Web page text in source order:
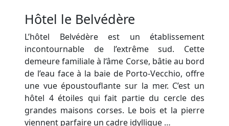
Hôtel le Belvédère
L’hôtel Belvédère est un établissement
incontournable de l’extrême sud. Cette
demeure familiale à l‘âme Corse, bâtie au bord
de l’eau face à la baie de Porto-Vecchio, offre
une vue époustouflante sur la mer. C’est un
hôtel 4 étoiles qui fait partie du cercle des
grandes maisons corses. Le bois et la pierre
viennent parfaire un cadre idyllique …